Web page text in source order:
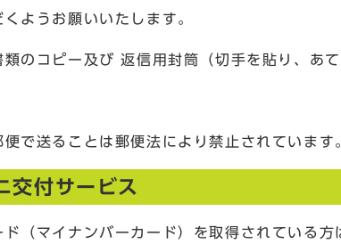
ようお願いいたします。
類のコピー及び 返信用封筒（切手を貼り、あ
で送ることは郵便法により禁止されています
交付サービス
ド（マイナンバーカード）を取得されている